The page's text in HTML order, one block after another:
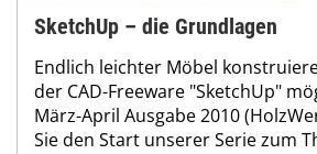
SketchUp – die Grundlagen
Endlich leichter Möbel
der CAD-Freeware "SketchUp"
März-April Ausgabe 2010
Sie den Start unserer Serie zum